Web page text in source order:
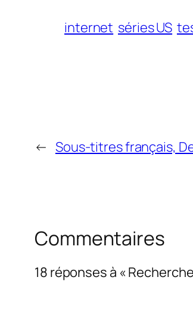
internet séries US
← Sous-titres français,
Commentaires
18 réponses à «